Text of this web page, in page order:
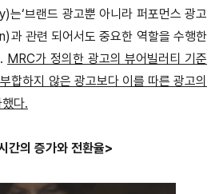
‘브랜드 광고뿐 아니라 퍼포먼스 광고
과 관련 되어서도 중요한 역할을 수행한
MRC가 정의한 광고의 뷰어빌러티 기준
합하지 않은 광고보다 이를 따른 광고의
다.
간의 증가와 전환율>